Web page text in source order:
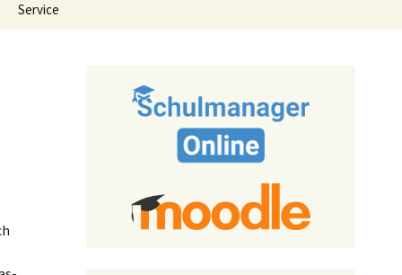
Service